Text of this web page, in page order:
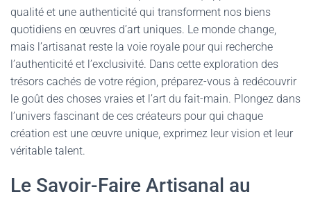
qualité et une authenticité qui transforment nos biens
quotidiens en œuvres d’art uniques. Le monde change,
mais l’artisanat reste la voie royale pour qui recherche
l’authenticité et l’exclusivité. Dans cette exploration des
trésors cachés de votre région, préparez-vous à redécouvrir
le goût des choses vraies et l’art du fait-main. Plongez dans
l’univers fascinant de ces créateurs pour qui chaque
création est une œuvre unique, exprimez leur vision et leur
véritable talent.
Le Savoir-Faire Artisanal au